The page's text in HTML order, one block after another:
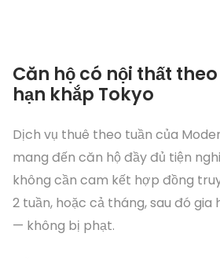
Căn hộ có nội thất
hạn khắp Tokyo
Dịch vụ thuê theo tuần của
mang đến căn hộ đầy đủ tiện
không cần cam kết hợp đồng
2 tuần, hoặc cả tháng, sau đó gia
— không bị phạt.